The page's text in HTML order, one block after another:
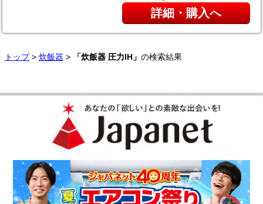
詳細・購入へ
トップ> 炊飯器 > 「炊飯器 圧力IH」 の検索結果